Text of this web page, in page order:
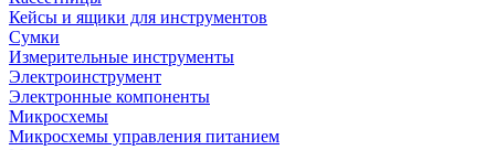
Кейсы и ящики для инструментов
Сумки
Измерительные инструменты
Электроинструмент
Электронные компоненты
Микросхемы
Микросхемы управления питанием